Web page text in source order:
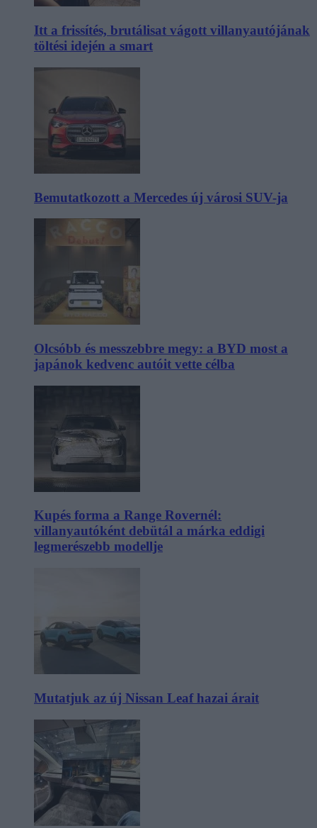
Itt a frissítés, brutálisat vágott villanyautójának
töltési idején a smart
Bemutatkozott a Mercedes új városi SUV-ja
Olcsóbb és messzebbre megy: a BYD most a
japánok kedvenc autóit vette célba
Kupés forma a Range Rovernél:
villanyautóként debütál a márka eddigi
legmerészebb modellje
Mutatjuk az új Nissan Leaf hazai árait